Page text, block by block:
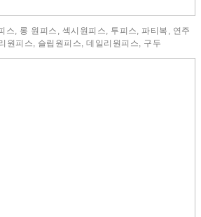
스, 롱 원피스, 섹시원피스, 투피스, 파티복, 연주
원피스, 슬립원피스, 데일리원피스, 구두